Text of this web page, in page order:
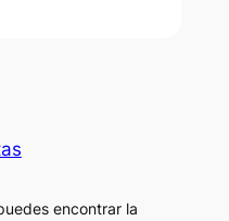
encontrar la